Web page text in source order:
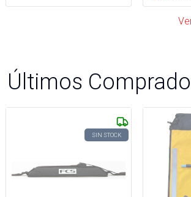
Últimos
SIN STOCK